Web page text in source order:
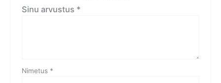
Sinu arvustus *
Nimetus *